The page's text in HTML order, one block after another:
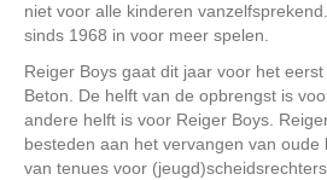
niet voor alle kinderen
sinds 1968 in voor meer spelen.
Reiger Boys gaat dit jaar voor het
Beton. De helft van de opbrengst is
andere helft is voor Reiger Boys.
besteden aan het vervangen van oude
van tenues voor